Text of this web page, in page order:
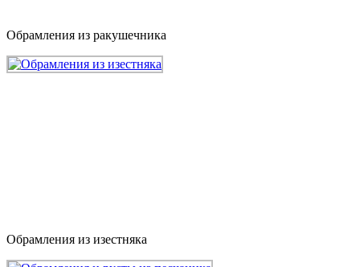
Обрамления из ракушечника
Обрамления из изестняка